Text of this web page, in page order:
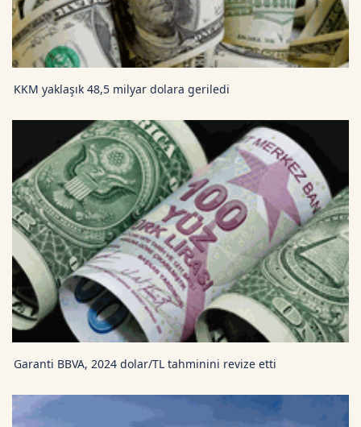
KKM yaklaşık 48,5 milyar dolara geriledi
Garanti BBVA, 2024 dolar/TL tahminini revize etti